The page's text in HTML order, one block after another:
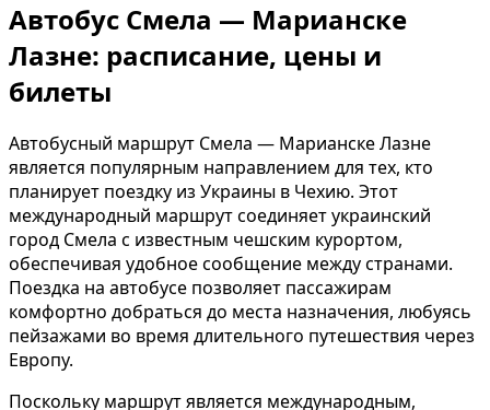
Автобус Смела — Марианске
Лазне: расписание, цены и
билеты
Автобусный маршрут Смела — Марианске Лазне
является популярным направлением для тех, кто
планирует поездку из Украины в Чехию. Этот
международный маршрут соединяет украинский
город Смела с известным чешским курортом,
обеспечивая удобное сообщение между странами.
Поездка на автобусе позволяет пассажирам
комфортно добраться до места назначения, любуясь
пейзажами во время длительного путешествия через
Европу.
Поскольку маршрут является международным,